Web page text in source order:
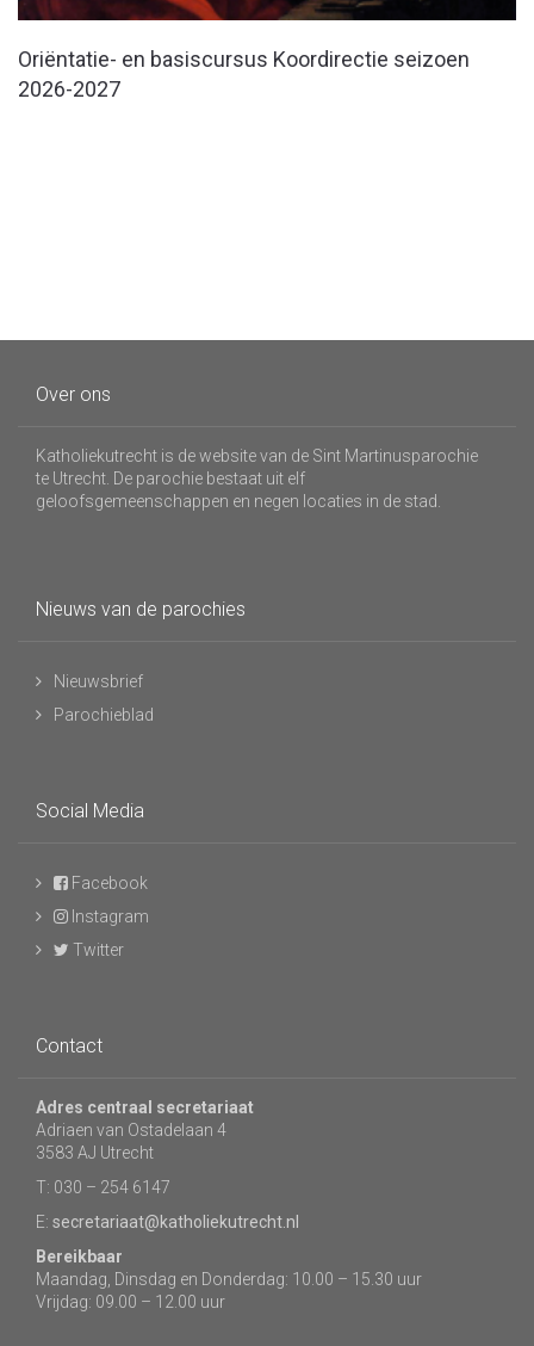
Oriëntatie- en basiscursus Koordirectie seizoen
2026-2027
Over ons
Katholiekutrecht is de website van de Sint Martinusparochie
te Utrecht. De parochie bestaat uit elf
geloofsgemeenschappen en negen locaties in de stad.
Nieuws van de parochies
Nieuwsbrief
Parochieblad
Social Media
Facebook
Instagram
Twitter
Contact
Adres centraal secretariaat
Adriaen van Ostadelaan 4
3583 AJ Utrecht
T: 030 – 254 6147
E: secretariaat@katholiekutrecht.nl
Bereikbaar
Maandag, Dinsdag en Donderdag: 10.00 – 15.30 uur
Vrijdag: 09.00 – 12.00 uur